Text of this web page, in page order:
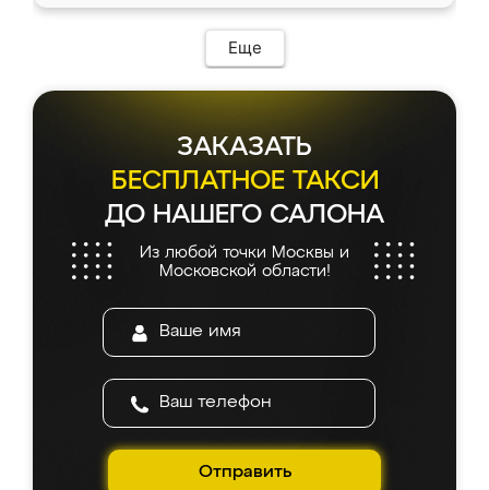
Еще
ЗАКАЗАТЬ
БЕСПЛАТНОЕ ТАКСИ
ДО НАШЕГО САЛОНА
Из любой точки Москвы и
Московской области!
Отправить